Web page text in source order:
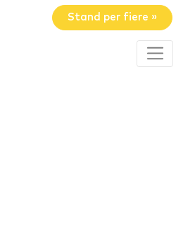
Stand per fiere »